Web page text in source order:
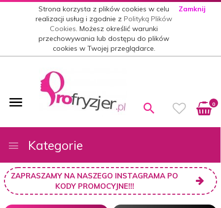
Strona korzysta z plików cookies w celu
realizacji usług i zgodnie zPolityką Plików
Cookies. Możesz określić warunki
przechowywania lub dostępu do plików
cookies w Twojej przeglądarce.
Zamknij
0
Kategorie
ZAPRASZAMY NA NASZEGO INSTAGRAMA PO
KODY PROMOCYJNE!!!